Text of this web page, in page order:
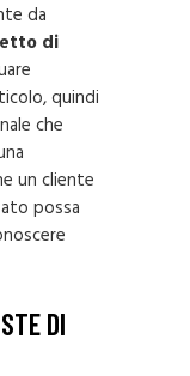
da
di
quindi
che
un cliente
possa
DI